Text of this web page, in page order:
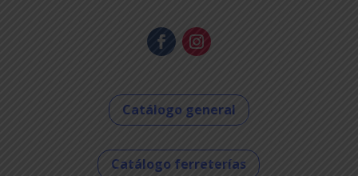
Catálogo general
Catálogo ferreterías